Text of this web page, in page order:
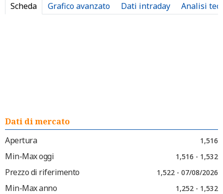
Scheda Grafico avanzato Dati intraday Analisi
Dati di mercato
Apertura
1,516
Min-Max oggi 1,516 - 1,532
Prezzo di riferimento 1,522 - 07/08/2026
Min-Max anno 1,252 - 1,532